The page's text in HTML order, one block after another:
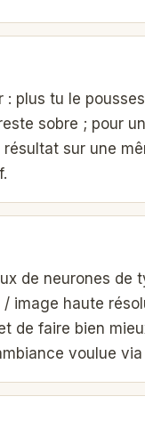
plus tu le
sobre ; pour
sur une
de neurones de
image haute
de faire bien
voulue